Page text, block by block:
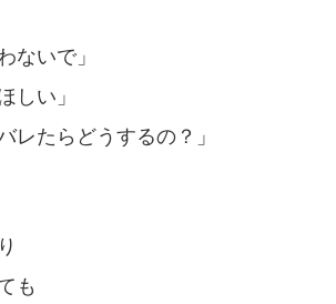
ないで」
しい」
レたらどうするの？」
も